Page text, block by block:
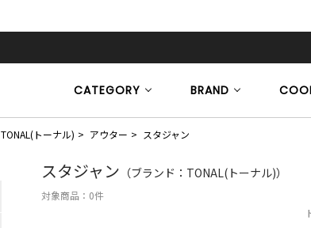
CATEGORY BRAND
TONAL(トーナル) アウター スタジャン
スタジャン （ブランド：TONAL(トーナル)）
対象商品： 0件